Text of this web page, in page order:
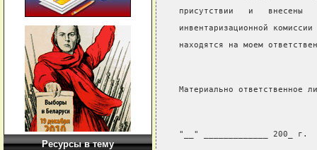
Ресурсы в тему
присутствии   и
инвентаризационной
находятся на моем
Материально ответственное
"__" _____________ 200_ г.